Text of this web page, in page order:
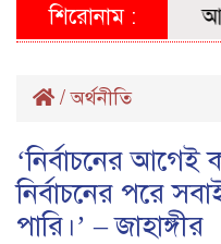
শিরোনাম :
/অর্থনীতি
‘নির্বাচনের আগেই
নির্বাচনের পরে
পারি।’ – জাহাঙ্গীর